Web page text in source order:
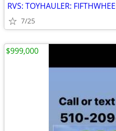
7/25
$999,000